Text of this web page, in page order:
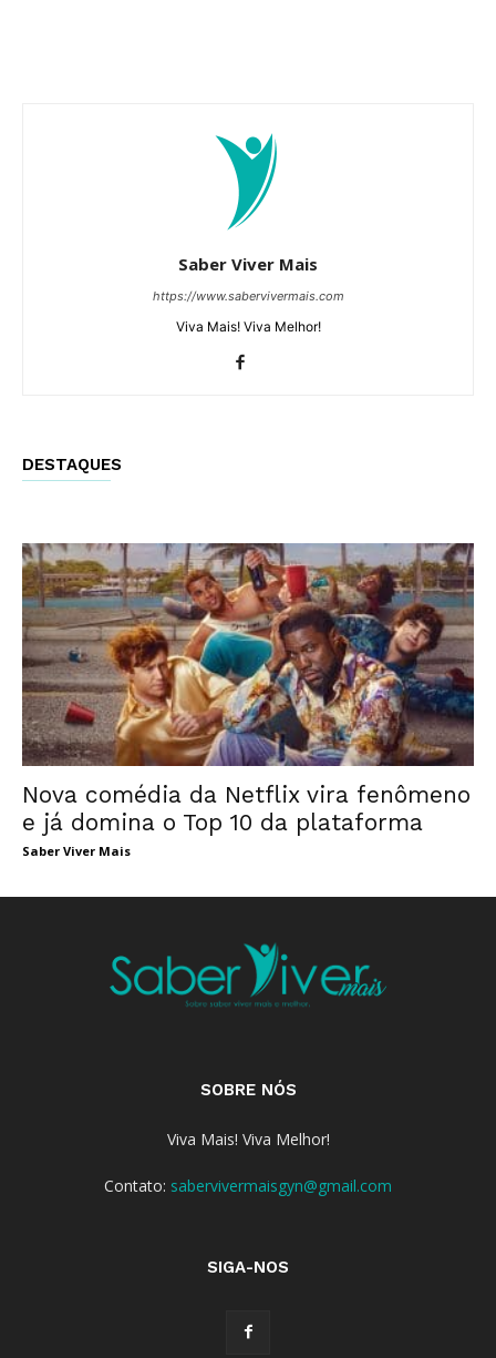
Saber Viver Mais
https://www.sabervivermais.com
Viva Mais! Viva Melhor!
DESTAQUES
Nova comédia da Netflix vira fenômeno
e já domina o Top 10 da plataforma
Saber Viver Mais
SOBRE NÓS
Viva Mais! Viva Melhor!
Contato: sabervivermaisgyn@gmail.com
SIGA-NOS